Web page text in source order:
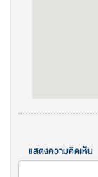
แสดงความคิดเห็น